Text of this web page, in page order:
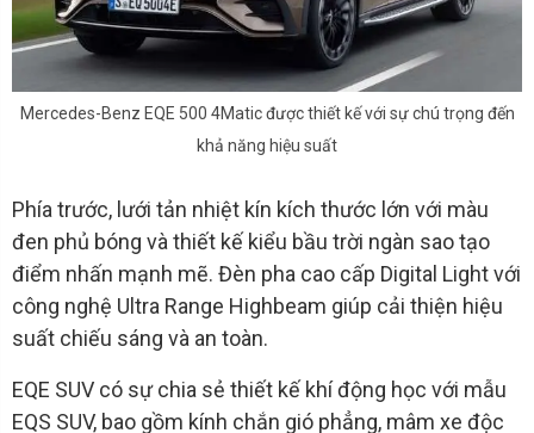
Mercedes-Benz EQE 500 4Matic được thiết kế với sự chú trọng đến
khả năng hiệu suất
Phía trước, lưới tản nhiệt kín kích thước lớn với màu
đen phủ bóng và thiết kế kiểu bầu trời ngàn sao tạo
điểm nhấn mạnh mẽ. Đèn pha cao cấp Digital Light với
công nghệ Ultra Range Highbeam giúp cải thiện hiệu
suất chiếu sáng và an toàn.
EQE SUV có sự chia sẻ thiết kế khí động học với mẫu
EQS SUV, bao gồm kính chắn gió phẳng, mâm xe độc